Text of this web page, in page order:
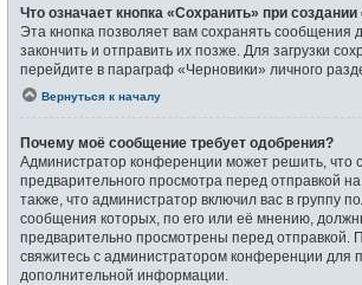
Что означает кнопка «Сохранить» при
Эта кнопка позволяет вам сохранять сообщения
закончить и отправить их позже. Для загрузки
перейдите в параграф «Черновики» личного
Вернуться к началу
Почему моё сообщение требует одобрения?
Администратор конференции может решить, что
предварительного просмотра перед отправкой
также, что администратор включил вас в группу
сообщения которых, по его или её мнению,
предварительно просмотрены перед отправкой.
свяжитесь с администратором конференции для
дополнительной информации.